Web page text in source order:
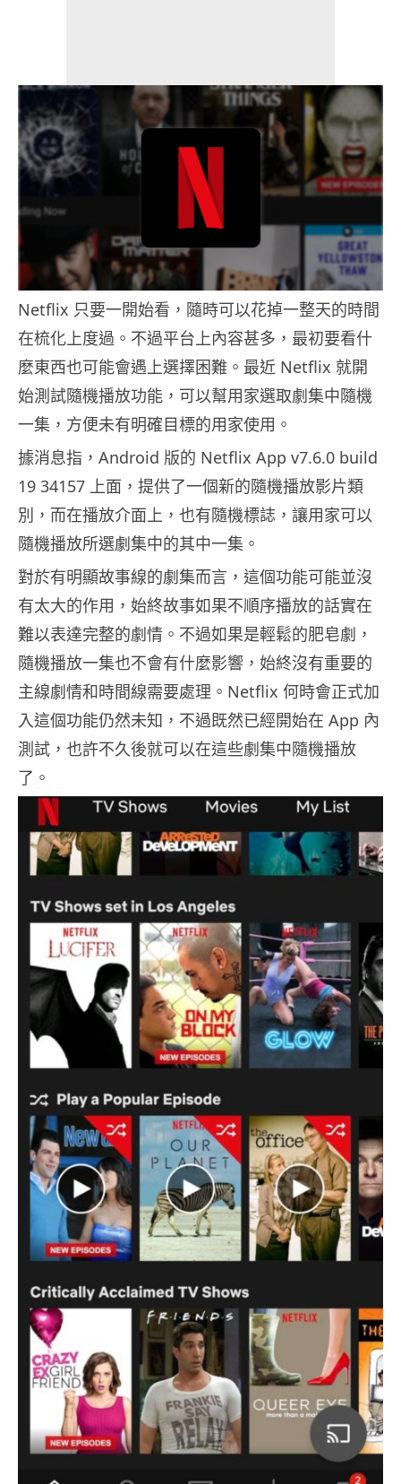
Netflix 只要一開始看，隨時可以花掉一整天的時間
在梳化上度過。不過平台上內容甚多，最初要看什
麼東西也可能會遇上選擇困難。最近 Netflix 就開
始測試隨機播放功能，可以幫用家選取劇集中隨機
一集，方便未有明確目標的用家使用。
據消息指，Android 版的 Netflix App v7.6.0 build
19 34157 上面，提供了一個新的隨機播放影片類
別，而在播放介面上，也有隨機標誌，讓用家可以
隨機播放所選劇集中的其中一集。
對於有明顯故事線的劇集而言，這個功能可能並沒
有太大的作用，始終故事如果不順序播放的話實在
難以表達完整的劇情。不過如果是輕鬆的肥皂劇，
隨機播放一集也不會有什麼影響，始終沒有重要的
主線劇情和時間線需要處理。Netflix 何時會正式加
入這個功能仍然未知，不過既然已經開始在 App 內
測試，也許不久後就可以在這些劇集中隨機播放
了。